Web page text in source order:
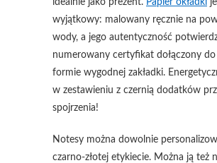
idealnie jako prezent. Papier okładki
wyjątkowy: malowany ręcznie na
wody, a jego autentyczność
numerowany certyfikat dołączony
formie wygodnej zakładki.
w zestawieniu z czernią dodatków
spojrzenia!
Notesy można dowolnie
czarno-złotej etykiecie. Można ją też